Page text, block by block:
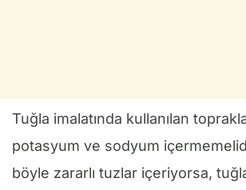
Tuğla imalatında kullanılan
potasyum ve sodyum
böyle zararlı tuzlar içeriyorsa,